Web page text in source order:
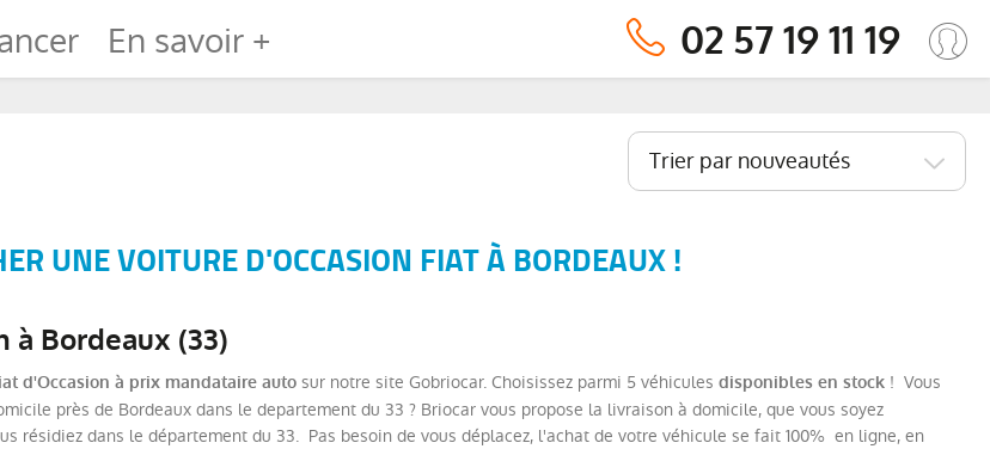
En savoir + 02 57 19 11 19
Trier par nouveautés
UNE VOITURE D'OCCASION FIAT À BORDEAUX !
à Bordeaux (33)
d'Occasion à prix mandataire auto sur notre site Gobriocar. Choisissez parmi 5 véhicules disponibles en stock ! Vous
près de Bordeaux dans le departement du 33 ? Briocar vous propose la livraison à domicile, que vous soyez
résidiez dans le département du 33. Pas besoin de vous déplacez, l'achat de votre véhicule se fait 100% en ligne, en